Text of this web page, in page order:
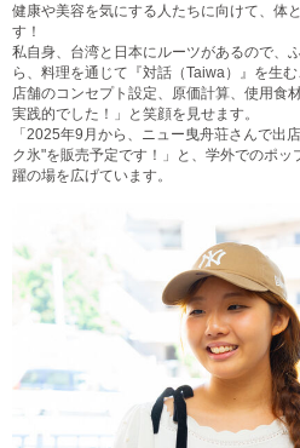
健康や美容を気にする人たちに向けて、体
す！
私自身、台湾と日本にルーツがあるので、
ら、料理を通じて『対話（Taiwa）』を生む
店舗のコンセプト設定、原価計算、使用食
実践的でした！」と笑顔を見せます。
「2025年9月から、ニュー曳舟荘さんで出
ク氷"を販売予定です！」と、学外でのポ
躍の場を広げています。